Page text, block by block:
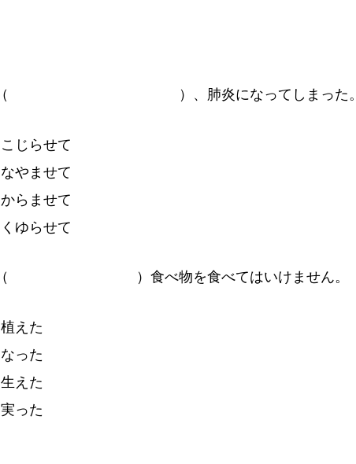
（ ） 、 肺炎になってしまった
こじらせて
なやませて
からませて
くゆらせて
（ ） 食べ物を食べてはいけません。
植 えた
なった
生 えた
実った